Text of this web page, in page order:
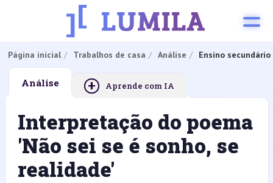
Página inicial Trabalhos de casa Análise Ensino secundário
Análise + Aprende com IA
Interpretação do poema
'Não sei se é sonho, se
realidade'